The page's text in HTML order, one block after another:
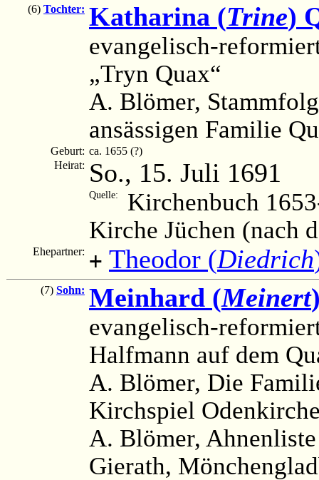
(6) Tochter: Katharina (Trine)
evangelisch-
„Tryn Quax“
A. Blömer,
ansässigen Familie
Geburt: ca. 1655 (?)
Heirat: So., 15. Juli 1691
Quelle:
Kirchenbuch
Kirche Jüchen (nach
Ehepartner: + Theodor (Diedrich
(7) Sohn: Meinhard (Meinert
evangelisch-
Halfmann auf dem
A. Blömer, Die
Kirchspiel
A. Blömer,
Gierath,